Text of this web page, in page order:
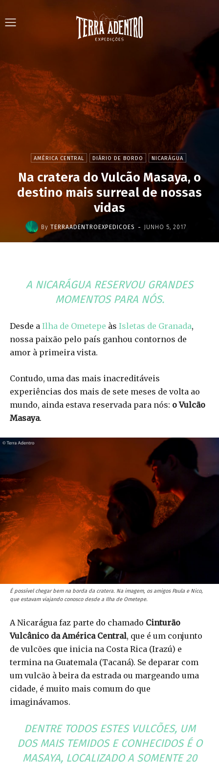
AMÉRICA CENTRAL DIÁRIO DE BORDO NICARÁGUA
Na cratera do Vulcão Masaya, o
destino mais surreal de nossas
vidas
By TERRAADENTROEXPEDICOES - JUNHO 5, 2017
A NICARÁGUA RESERVOU GRANDES
MOMENTOS PARA NÓS.
Desde a Ilha de Ometepe às Isletas de Granada,
nossa paixão pelo país ganhou contornos de
amor à primeira vista.
Contudo, uma das mais inacreditáveis
experiências dos mais de sete meses de volta ao
mundo, ainda estava reservada para nós: o Vulcão
Masaya.
É possível chegar bem na borda da cratera. Na imagem, os amigos Paula e Nico,
que estavam viajando conosco desde a Ilha de Ometepe.
A Nicarágua faz parte do chamado Cinturão
Vulcânico da América Central, que é um conjunto
de vulcões que inicia na Costa Rica (Irazú) e
termina na Guatemala (Tacaná). Se deparar com
um vulcão à beira da estrada ou margeando uma
cidade, é muito mais comum do que
imaginávamos.
DENTRE TODOS ESTES VULCÕES, UM
DOS MAIS TEMIDOS E CONHECIDOS É O
MASAYA, LOCALIZADO A SOMENTE 20